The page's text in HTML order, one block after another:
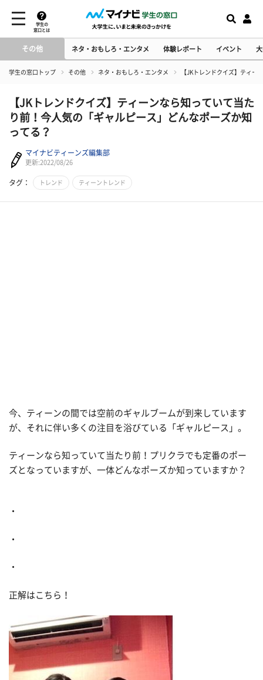
学生の
窓口とは
その他 ネタ・おもしろ・エンタメ 体験レポート イベント
学生の窓口トップ その他 ネタ・おもしろ・エンタメ 【JKトレンドクイズ】ティー
【JKトレンドクイズ】ティーンなら知っていて当た
り前！今人気の「ギャルピース」どんなポーズか知
ってる？
マイナビティーンズ編集部
更新:2022/08/26
タグ： トレンド ティーントレンド
今、ティーンの間では空前のギャルブームが到来しています
が、それに伴い多くの注目を浴びている「ギャルピース」。
ティーンなら知っていて当たり前！プリクラでも定番のポー
ズとなっていますが、一体どんなポーズか知っていますか？
・
・
・
正解はこちら！